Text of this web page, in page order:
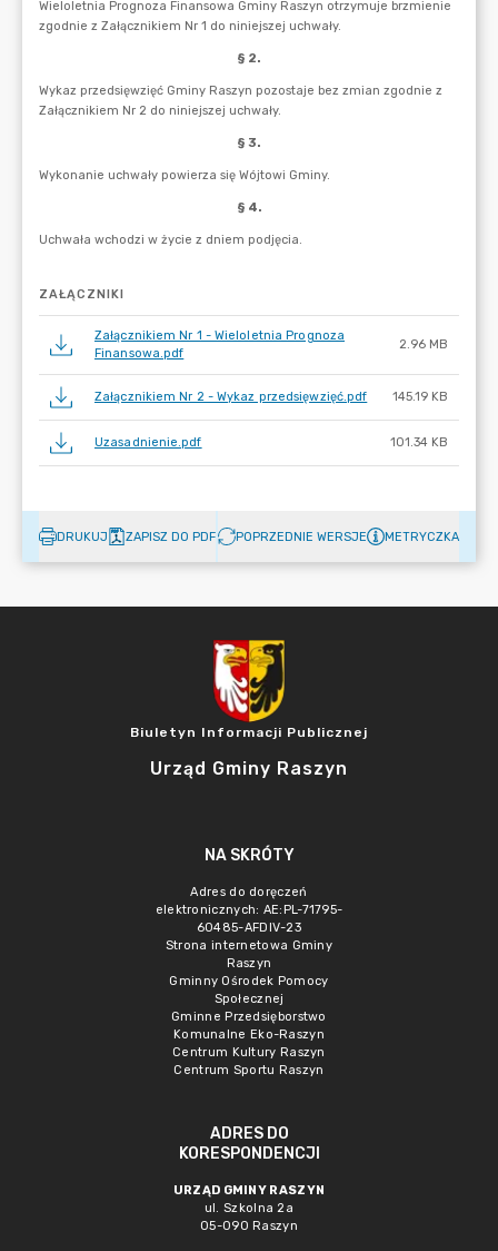
ZAŁĄCZNIKI
Załącznikiem Nr 1 - Wieloletnia Prognoza
Finansowa.pdf
2.96 MB
Załącznikiem Nr 2 - Wykaz przedsięwzięć.pdf 145.19 KB
Uzasadnienie.pdf 101.34 KB
DRUKUJ ZAPISZ DO PDF POPRZEDNIE WERSJE METRYCZKA
Biuletyn Informacji Publicznej
Urząd Gminy Raszyn
NA SKRÓTY
Adres do doręczeń
elektronicznych: AE:PL-71795-
60485-AFDIV-23
Strona internetowa Gminy
Raszyn
Gminny Ośrodek Pomocy
Społecznej
Gminne Przedsięborstwo
Komunalne Eko-Raszyn
Centrum Kultury Raszyn
Centrum Sportu Raszyn
ADRES DO
KORESPONDENCJI
URZĄD GMINY RASZYN
ul. Szkolna 2a
05-090 Raszyn